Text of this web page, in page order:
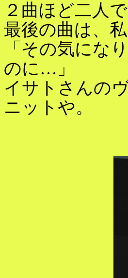
２曲ほど二人で
最後の曲は、
「その気に
のに…」
イサトさんの
ニットや。